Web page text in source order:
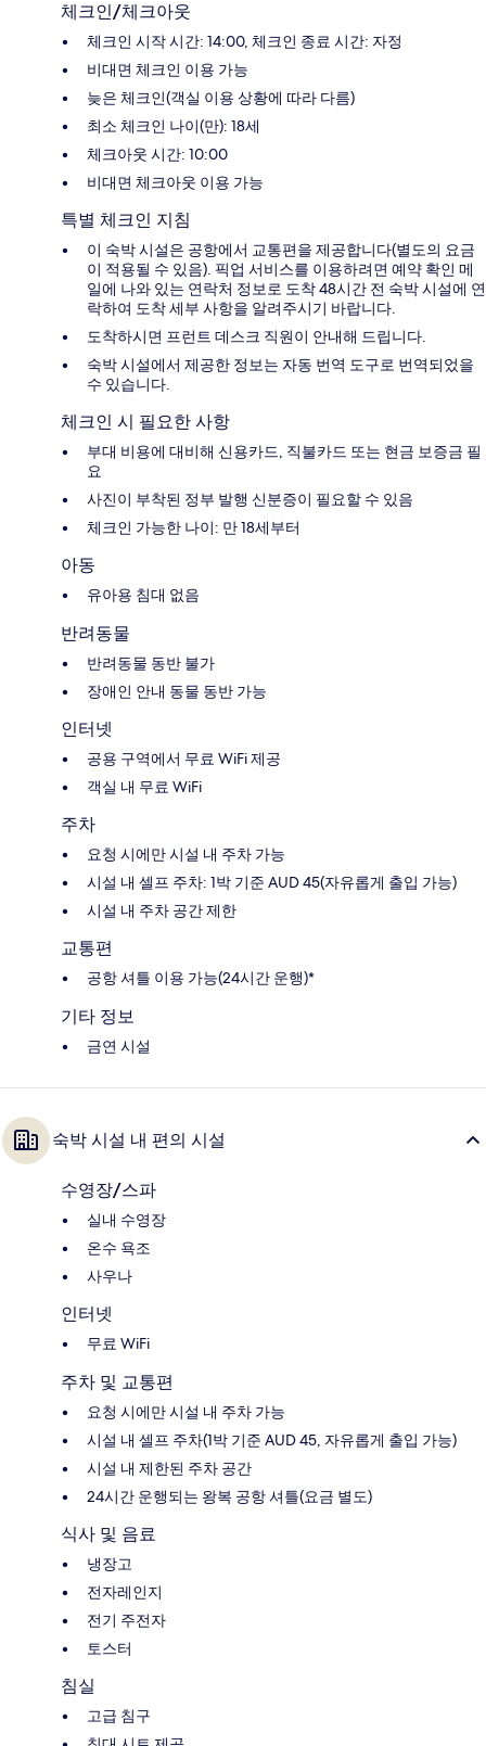
체크인/체크아웃
체크인 시작 시간: 14:00, 체크인 종료 시간: 자정
비대면 체크인 이용 가능
늦은 체크인(객실 이용 상황에 따라 다름)
최소 체크인 나이(만): 18세
체크아웃 시간: 10:00
비대면 체크아웃 이용 가능
특별 체크인 지침
이 숙박 시설은 공항에서 교통편을 제공합니다(별도의 요금
이 적용될 수 있음). 픽업 서비스를 이용하려면 예약 확인 메
일에 나와 있는 연락처 정보로 도착 48시간 전 숙박 시설에 연
락하여 도착 세부 사항을 알려주시기 바랍니다.
도착하시면 프런트 데스크 직원이 안내해 드립니다.
숙박 시설에서 제공한 정보는 자동 번역 도구로 번역되었을
수 있습니다.
체크인 시 필요한 사항
부대 비용에 대비해 신용카드, 직불카드 또는 현금 보증금 필
요
사진이 부착된 정부 발행 신분증이 필요할 수 있음
체크인 가능한 나이: 만 18세부터
아동
유아용 침대 없음
반려동물
반려동물 동반 불가
장애인 안내 동물 동반 가능
인터넷
공용 구역에서 무료 WiFi 제공
객실 내 무료 WiFi
주차
요청 시에만 시설 내 주차 가능
시설 내 셀프 주차: 1박 기준 AUD 45(자유롭게 출입 가능)
시설 내 주차 공간 제한
교통편
공항 셔틀 이용 가능(24시간 운행)*
기타 정보
금연 시설
숙박 시설 내 편의 시설
수영장/스파
실내 수영장
온수 욕조
사우나
인터넷
무료 WiFi
주차 및 교통편
요청 시에만 시설 내 주차 가능
시설 내 셀프 주차(1박 기준 AUD 45, 자유롭게 출입 가능)
시설 내 제한된 주차 공간
24시간 운행되는 왕복 공항 셔틀(요금 별도)
식사 및 음료
냉장고
전자레인지
전기 주전자
토스터
침실
고급 침구